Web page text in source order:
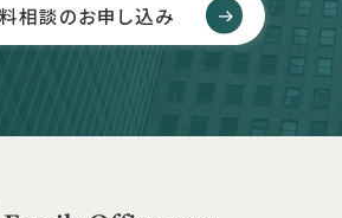
相談のお申し込み